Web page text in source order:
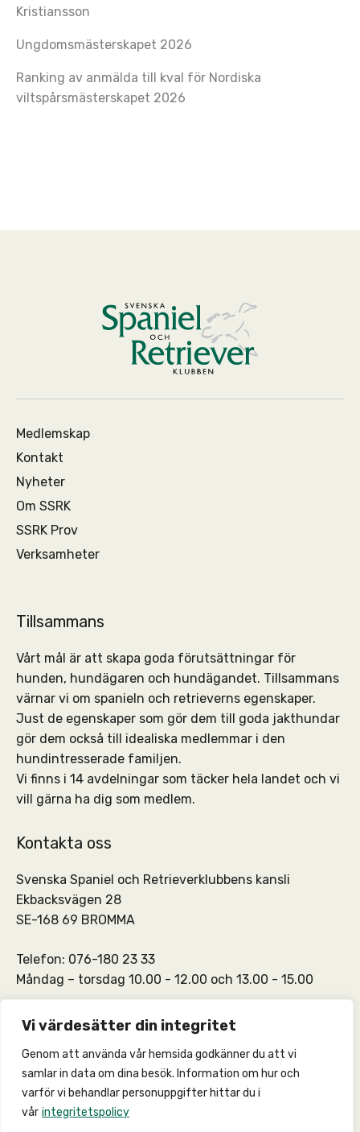
Vi värdesätter din integritet
Genom att använda vår hemsida godkänner du att vi
samlar in data om dina besök. Information om hur och
varför vi behandlar personuppgifter hittar du i
vår integritetspolicy
Kristiansson
Ungdomsmästerskapet 2026
Ranking av anmälda till kval för Nordiska
viltspårsmästerskapet 2026
Medlemskap
Kontakt
Nyheter
Om SSRK
SSRK Prov
Verksamheter
Tillsammans
Vårt mål är att skapa goda förutsättningar för
hunden, hundägaren och hundägandet. Tillsammans
värnar vi om spanieln och retrieverns egenskaper.
Just de egenskaper som gör dem till goda jakthundar
gör dem också till idealiska medlemmar i den
hundintresserade familjen.
Vi finns i 14 avdelningar som täcker hela landet och vi
vill gärna ha dig som medlem.
Kontakta oss
Svenska Spaniel och Retrieverklubbens kansli
Ekbacksvägen 28
SE-168 69 BROMMA
Telefon: 076-180 23 33
Måndag – torsdag 10.00 - 12.00 och 13.00 - 15.00
SSRKs kansli och medlemskontakt: info@ssrk.se
SSRKs webmaster:webmaster@ssrk.se
© 2026 –